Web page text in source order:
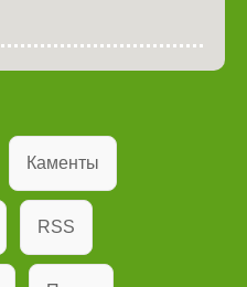
Каменты
RSS